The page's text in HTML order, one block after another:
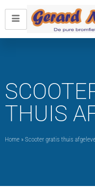
THUIS
Home » Scooter gratis thuis